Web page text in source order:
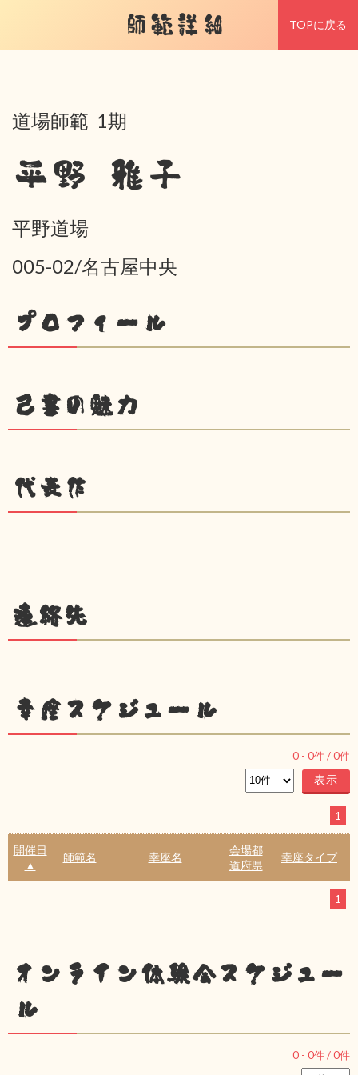
師範詳細 TOPに戻る
道場師範 1期
平野 雅子
平野道場
005-02/名古屋中央
プロフィール
己書の魅力
代表作
連絡先
幸座スケジュール
0 - 0件 /0件
1
開催日
▲
師範名 幸座名
会場都
道府県
幸座タイプ
1
オンライン体験会スケジュー
ル
0 - 0件 /0件